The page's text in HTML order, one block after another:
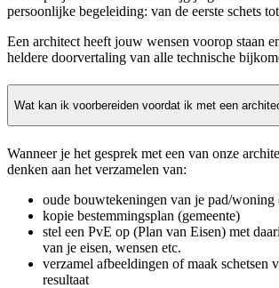
persoonlijke begeleiding: van de eerste schets
Een architect heeft jouw wensen voorop staan
heldere doorvertaling van alle technische
Wat kan ik voorbereiden voordat ik met een
Wanneer je het gesprek met een van onze
denken aan het verzamelen van:
oude bouwtekeningen van je pad/woning
kopie bestemmingsplan (gemeente)
stel een PvE op (Plan van Eisen) met
van je eisen, wensen etc.
verzamel afbeeldingen of maak schetsen
resultaat